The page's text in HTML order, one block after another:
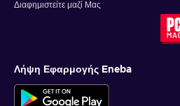
Διαφημιστείτε μαζί Μας
Λήψη Εφαρμογής Eneba